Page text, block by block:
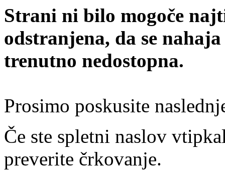
Strani ni bilo mogoče
odstranjena, da se
trenutno nedostopna.
Prosimo poskusite
Če ste spletni naslov
preverite črkovanje.